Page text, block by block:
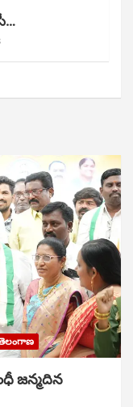
జ‌న్మ‌దిన